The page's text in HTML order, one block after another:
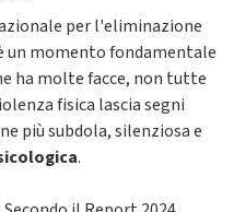
per l'eliminazione
un momento fondamentale
ha molte facce, non tutte
fisica lascia segni
più subdola, silenziosa e
.